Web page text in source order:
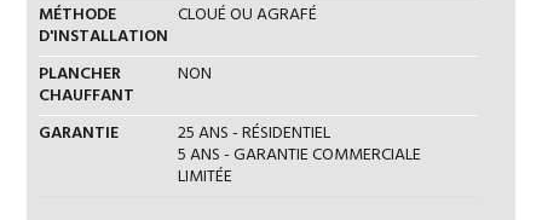
MÉTHODE
D'INSTALLATION
CLOUÉ OU AGRAFÉ
PLANCHER
CHAUFFANT
NON
GARANTIE 25 ANS - RÉSIDENTIEL
5 ANS - GARANTIE COMMERCIALE
LIMITÉE